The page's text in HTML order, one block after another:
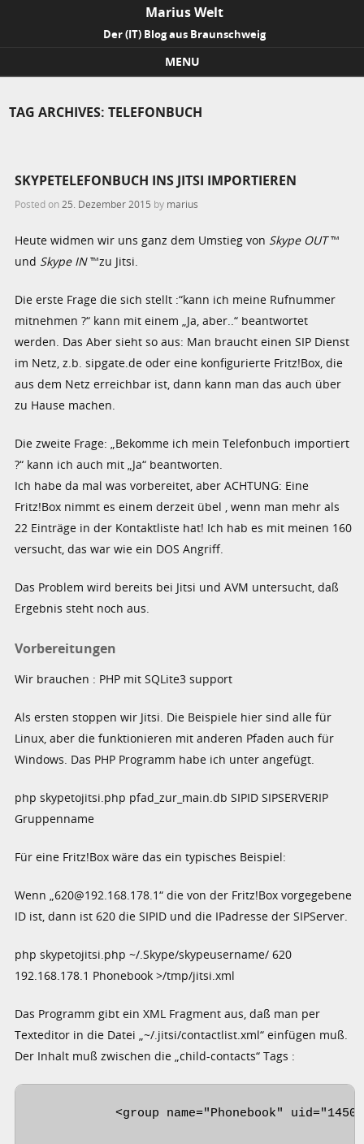
Marius Welt
Der (IT) Blog aus Braunschweig
MENU
TAG ARCHIVES:TELEFONBUCH
SKYPETELEFONBUCH INS JITSI IMPORTIEREN
Posted on 25. Dezember 2015 by marius
Heute widmen wir uns ganz dem Umstieg von Skype OUT™
und Skype IN™zu Jitsi.
Die erste Frage die sich stellt :“kann ich meine Rufnummer
mitnehmen ?“ kann mit einem „Ja, aber..“ beantwortet
werden. Das Aber sieht so aus: Man braucht einen SIP Dienst
im Netz, z.b. sipgate.de oder eine konfigurierte Fritz!Box, die
aus dem Netz erreichbar ist, dann kann man das auch über
zu Hause machen.
Die zweite Frage: „Bekomme ich mein Telefonbuch importiert
?“ kann ich auch mit „Ja“ beantworten.
Ich habe da mal was vorbereitet, aber ACHTUNG: Eine
Fritz!Box nimmt es einem derzeit übel , wenn man mehr als
22 Einträge in der Kontaktliste hat! Ich hab es mit meinen 160
versucht, das war wie ein DOS Angriff.
Das Problem wird bereits bei Jitsi und AVM untersucht, daß
Ergebnis steht noch aus.
Vorbereitungen
Wir brauchen : PHP mit SQLite3 support
Als ersten stoppen wir Jitsi. Die Beispiele hier sind alle für
Linux, aber die funktionieren mit anderen Pfaden auch für
Windows. Das PHP Programm habe ich unter angefügt.
php skypetojitsi.php pfad_zur_main.db SIPID SIPSERVERIP
Gruppenname
Für eine Fritz!Box wäre das ein typisches Beispiel:
Wenn „620@192.168.178.1“ die von der Fritz!Box vorgegebene
ID ist, dann ist 620 die SIPID und die IPadresse der SIPServer.
php skypetojitsi.php ~/.Skype/skypeusername/ 620
192.168.178.1 Phonebook >/tmp/jitsi.xml
Das Programm gibt ein XML Fragment aus, daß man per
Texteditor in die Datei „~/.jitsi/contactlist.xml“ einfügen muß.
Der Inhalt muß zwischen die „child-contacts“ Tags :
<group name="Phonebook"